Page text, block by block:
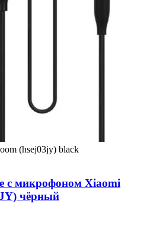
с микрофоном Xiaomi
чёрный